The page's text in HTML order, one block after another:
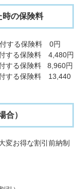
時の保険料
る保険料 0円
する保険料 4,480円
する保険料 8,960円
する保険料 13,440
）
変お得な割引前納制